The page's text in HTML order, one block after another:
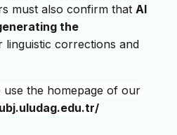
must also confirm that AI
the
linguistic corrections and
the homepage of our